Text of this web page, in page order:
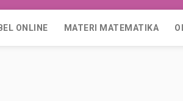
ONLINE MATERI MATEMATIKA